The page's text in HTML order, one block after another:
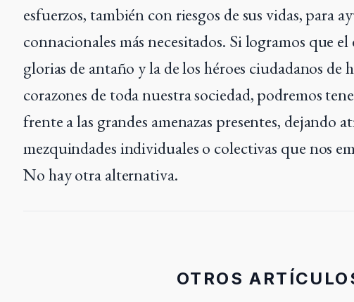
esfuerzos, también con riesgos de sus vidas, para
connacionales más necesitados. Si logramos que
glorias de antaño y la de los héroes ciudadanos de
corazones de toda nuestra sociedad, podremos
frente a las grandes amenazas presentes, dejando
mezquindades individuales o colectivas que nos
No hay otra alternativa.
OTROS